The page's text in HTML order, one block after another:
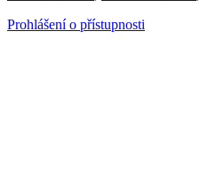
Prohlášení o přístupnosti